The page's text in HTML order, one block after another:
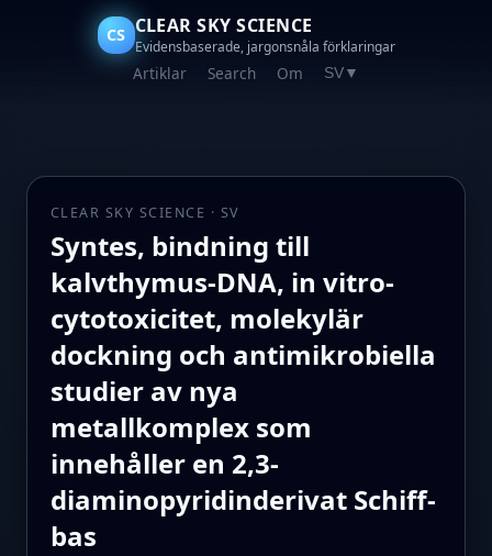
CS CLEAR SKY SCIENCE
Evidensbaserade, jargonsnåla förklaringar
Artiklar Search Om SV ▼
CLEAR SKY SCIENCE · SV
Syntes, bindning till
kalvthymus-DNA, in vitro-
cytotoxicitet, molekylär
dockning och antimikrobiella
studier av nya
metallkomplex som
innehåller en 2,3-
diaminopyridinderivat Schiff-
bas